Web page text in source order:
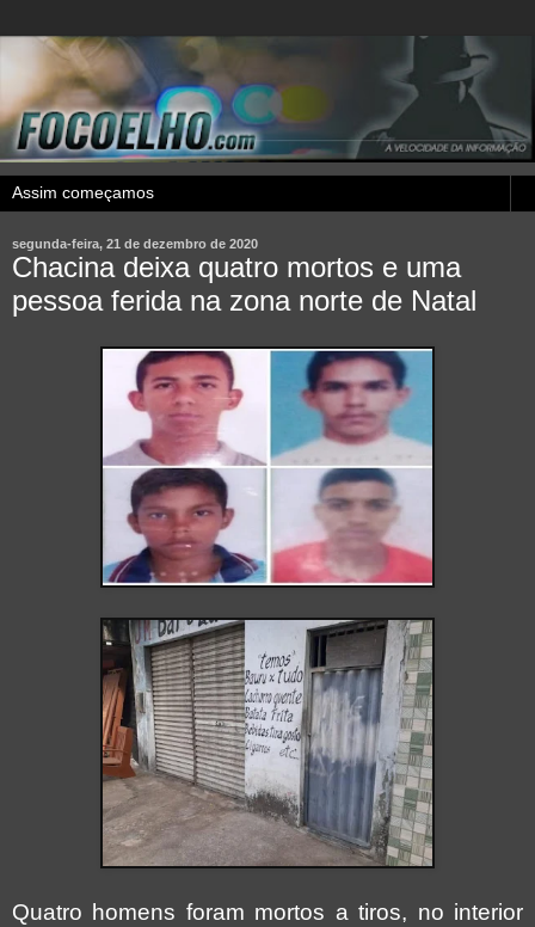
segunda-feira, 21 de dezembro de 2020
Chacina deixa quatro mortos e uma
pessoa ferida na zona norte de Natal
Quatro homens foram mortos a tiros, no interior